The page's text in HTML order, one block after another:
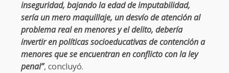
inseguridad, bajando la edad de imputabilidad,
sería un mero maquillaje, un desvío de atención al
problema real en menores y el delito, debería
invertir en políticas socioeducativas de contención a
menores que se encuentran en conflicto con la ley
penal”, concluyó.